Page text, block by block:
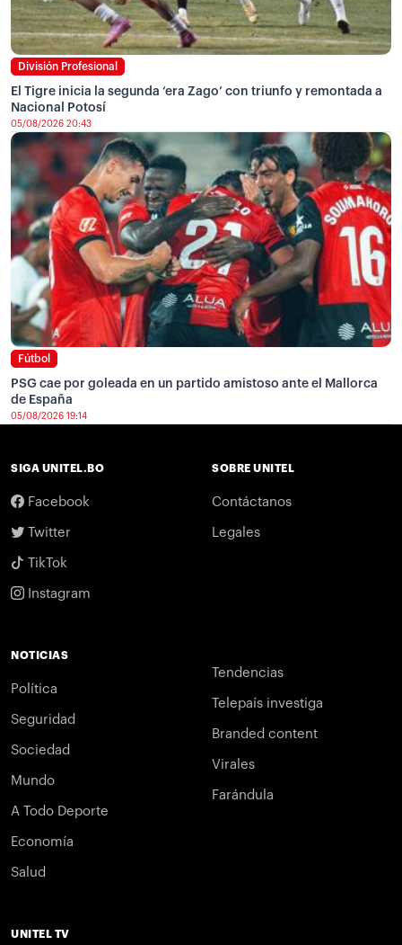
División Profesional
El Tigre inicia la segunda ‘era Zago’ con triunfo y remontada a
Nacional Potosí
05/08/2026 20:43
Fútbol
PSG cae por goleada en un partido amistoso ante el Mallorca
de España
05/08/2026 19:14
SIGA UNITEL.BO
Facebook
Twitter
TikTok
Instagram
SOBRE UNITEL
Contáctanos
Legales
NOTICIAS
Política
Seguridad
Sociedad
Mundo
A Todo Deporte
Economía
Salud
Tendencias
Telepaís investiga
Branded content
Virales
Farándula
UNITEL TV